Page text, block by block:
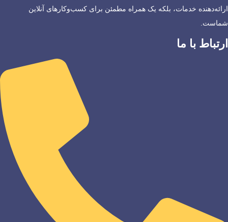
ارائه‌دهنده خدمات، بلکه یک همراه مطمئن برای کسب‌وکارهای آنلاین
شماست.
ارتباط با ما